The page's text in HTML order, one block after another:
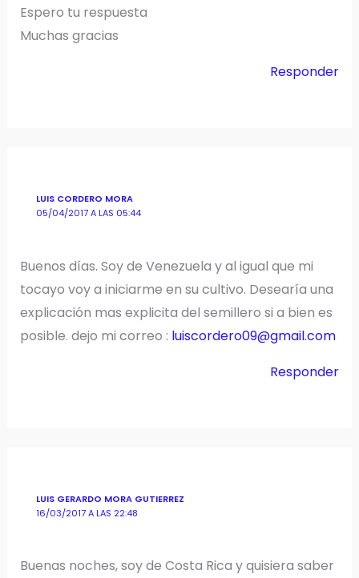
Espero tu respuesta
Muchas gracias
Responder
LUIS CORDERO MORA
05/04/2017 A LAS 05:44
Buenos días. Soy de Venezuela y al igual que mi
tocayo voy a iniciarme en su cultivo. Desearía una
explicación mas explicita del semillero si a bien es
posible. dejo mi correo : luiscordero09@gmail.com
Responder
LUIS GERARDO MORA GUTIERREZ
16/03/2017 A LAS 22:48
Buenas noches, soy de Costa Rica y quisiera saber